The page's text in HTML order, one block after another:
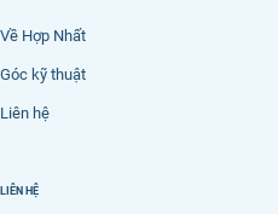
Về Hợp Nhất
Góc kỹ thuật
Liên hệ
LIÊN HỆ